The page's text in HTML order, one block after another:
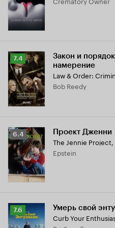
7.9
Рейтинг
Кинопоиска
7.4
7.4
Закон и
намерение
Bob Reedy
Рейтинг
Кинопоиска
6.4
6.4 Проект Дженни
The Jennie Project,
Epstein
Рейтинг
Кинопоиска
7.6 Умерь свой
Curb Your